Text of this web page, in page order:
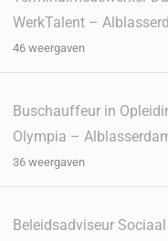
WerkTalent –
46 weergaven
Buschauffeur in
Olympia –
36 weergaven
Beleidsadviseur